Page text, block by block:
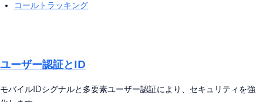
コールトラッキング
ユーザー認証とID
モバイルIDシグナルと多要素ユーザー認証により、セキュリティを強